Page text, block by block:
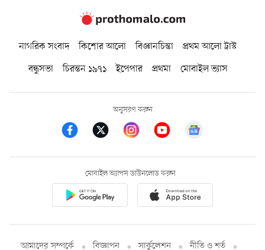
নাগরিক সংবাদ কিশোর আলো বিজ্ঞানচিন্তা
প্রথম আলো ট্রাস্ট
বন্ধুসভা
চিরন্তন ১৯৭১ ইপেপার প্রথমা মোবাইল ভ্যাস
অনুসরণ করুন
মোবাইল অ্যাপস ডাউনলোড করুন
আমাদের সম্পর্কে বিজ্ঞাপন সার্কুলেশন নীতি ও শর্ত